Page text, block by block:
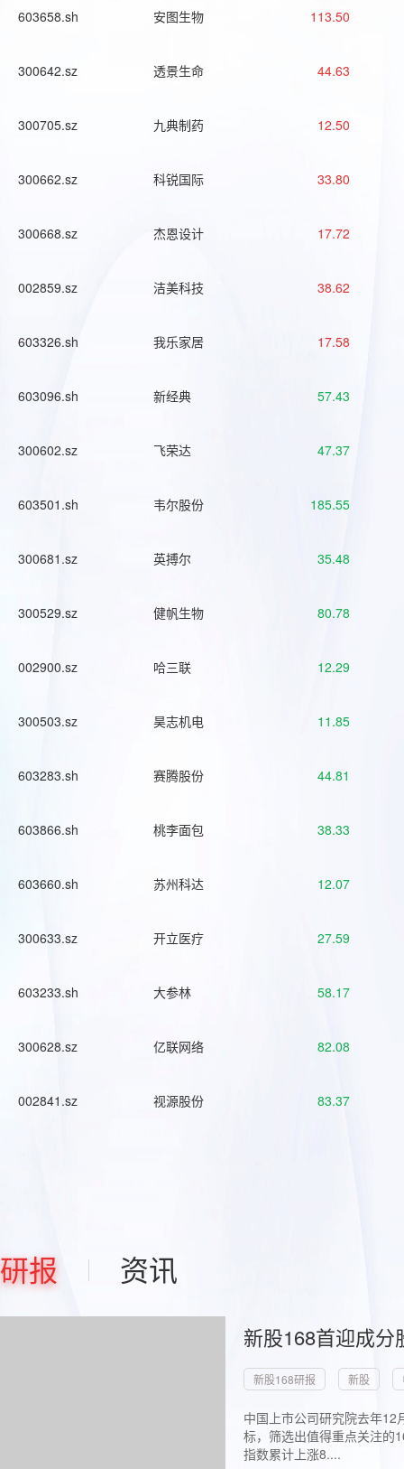
603658.sh 安图生物 113.50
300642.sz 透景生命 44.63
300705.sz 九典制药 12.50
300662.sz 科锐国际 33.80
300668.sz 杰恩设计 17.72
002859.sz 洁美科技 38.62
603326.sh 我乐家居 17.58
603096.sh 新经典 57.43
300602.sz 飞荣达 47.37
603501.sh 韦尔股份 185.55
300681.sz 英搏尔 35.48
300529.sz 健帆生物 80.78
002900.sz 哈三联 12.29
300503.sz 昊志机电 11.85
603283.sh 赛腾股份 44.81
603866.sh 桃李面包 38.33
603660.sh 苏州科达 12.07
300633.sz 开立医疗 27.59
603233.sh 大参林 58.17
300628.sz 亿联网络 82.08
002841.sz 视源股份 83.37
研报 资讯
新股168首迎成
新股168研报 新股
中国上市公司研究院去年
标，筛选出值得重点关注的
指数累计上涨8....